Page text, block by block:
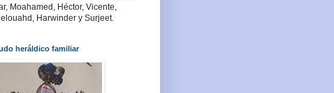
Moahamed, Héctor, Vicente,
Harwinder y Surjeet.
heráldico familiar